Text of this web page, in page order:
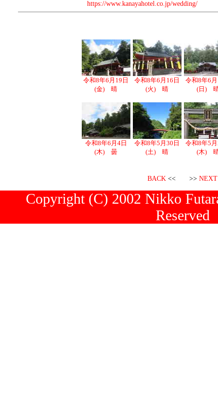
https://www.kanayahotel.co.jp/wedding/
令和8年6月19日
(金) 晴
令和8年6月16日
(火) 晴
令和8年6
(日)
令和8年6月4日
(木) 曇
令和8年5月30日
(土) 晴
令和8年5
(木)
BACK << >> NEXT
Copyright (C) 2002 Nikko
Reserved